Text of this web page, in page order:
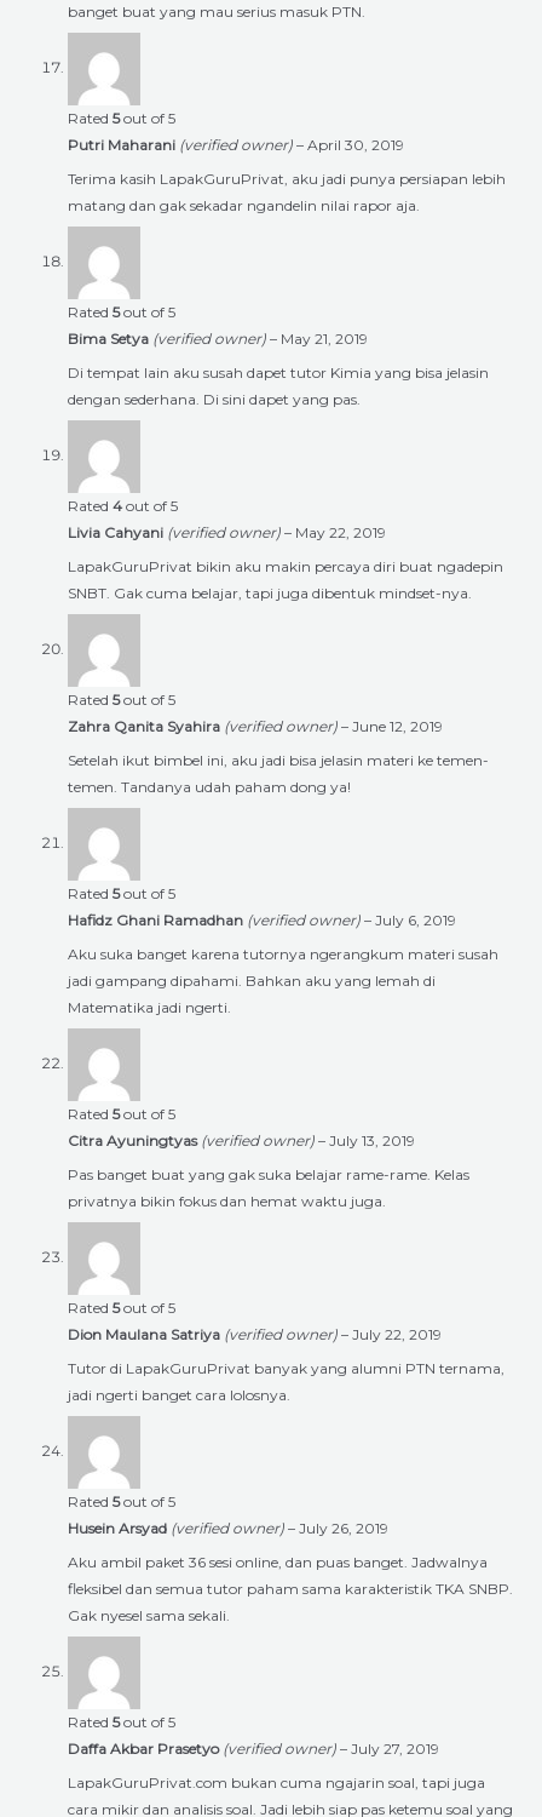
banget buat yang mau serius masuk PTN.
Rated 5out of 5
Putri Maharani (verified owner) – April 30, 2019
Terima kasih LapakGuruPrivat, aku jadi punya persiapan lebih
matang dan gak sekadar ngandelin nilai rapor aja.
Rated 5out of 5
Bima Setya (verified owner) – May 21, 2019
Di tempat lain aku susah dapet tutor Kimia yang bisa jelasin
dengan sederhana. Di sini dapet yang pas.
Rated 4 out of 5
Livia Cahyani (verified owner) – May 22, 2019
LapakGuruPrivat bikin aku makin percaya diri buat ngadepin
SNBT. Gak cuma belajar, tapi juga dibentuk mindset-nya.
Rated 5out of 5
Zahra Qanita Syahira (verified owner) – June 12, 2019
Setelah ikut bimbel ini, aku jadi bisa jelasin materi ke temen-
temen. Tandanya udah paham dong ya!
Rated 5out of 5
Hafidz Ghani Ramadhan (verified owner) – July 6, 2019
Aku suka banget karena tutornya ngerangkum materi susah
jadi gampang dipahami. Bahkan aku yang lemah di
Matematika jadi ngerti.
Rated 5out of 5
Citra Ayuningtyas (verified owner) – July 13, 2019
Pas banget buat yang gak suka belajar rame-rame. Kelas
privatnya bikin fokus dan hemat waktu juga.
Rated 5out of 5
Dion Maulana Satriya (verified owner) – July 22, 2019
Tutor di LapakGuruPrivat banyak yang alumni PTN ternama,
jadi ngerti banget cara lolosnya.
Rated 5out of 5
Husein Arsyad (verified owner) – July 26, 2019
Aku ambil paket 36 sesi online, dan puas banget. Jadwalnya
fleksibel dan semua tutor paham sama karakteristik TKA SNBP.
Gak nyesel sama sekali.
Rated 5out of 5
Daffa Akbar Prasetyo (verified owner) – July 27, 2019
LapakGuruPrivat.com bukan cuma ngajarin soal, tapi juga
cara mikir dan analisis soal. Jadi lebih siap pas ketemu soal yang